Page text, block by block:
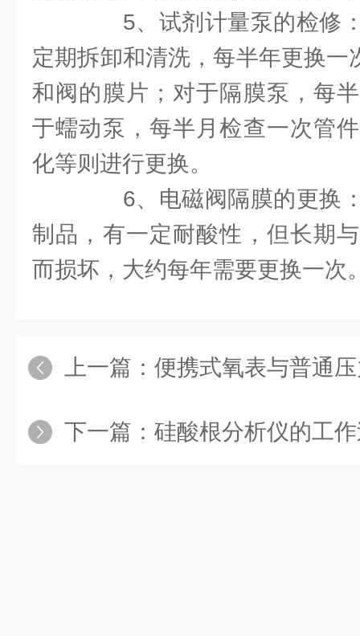
5、试剂计量泵的检修：
定期拆卸和清洗，每半年更换一
和阀的膜片；对于隔膜泵，每
于蠕动泵，每半月检查一次管
化等则进行更换。
6、电磁阀隔膜的更换：
制品，有一定耐酸性，但长期
而损坏，大约每年需要更换一次
上一篇： 便携式氧表与普通压力
下一篇： 硅酸根分析仪的工作